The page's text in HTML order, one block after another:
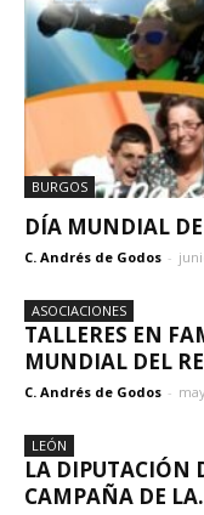
BURGOS
DÍA MUNDIAL
C. Andrés de Godos -
ASOCIACIONES
TALLERES EN
MUNDIAL DEL
C. Andrés de Godos -
LEÓN
LA DIPUTACIÓN
CAMPAÑA DE